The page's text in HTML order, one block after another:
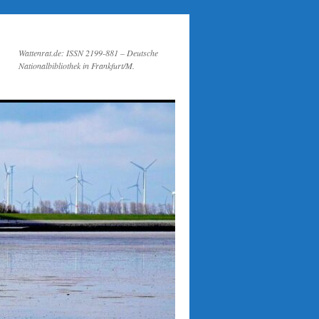
Wattenrat.de: ISSN 2199-881 – Deutsche
Nationalbibliothek in Frankfurt/M.